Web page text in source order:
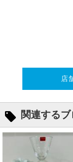
店
関連する